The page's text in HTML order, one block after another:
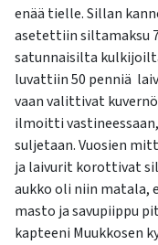
enää tielle. Sillan
asetettiin siltamaksu
satunnaisilta
luvattiin 50 penniä
vaan valittivat
ilmoitti
suljetaan. Vuosien
ja laivurit korottivat
aukko oli niin matala,
masto ja savupiippu
kapteeni Muukkosen